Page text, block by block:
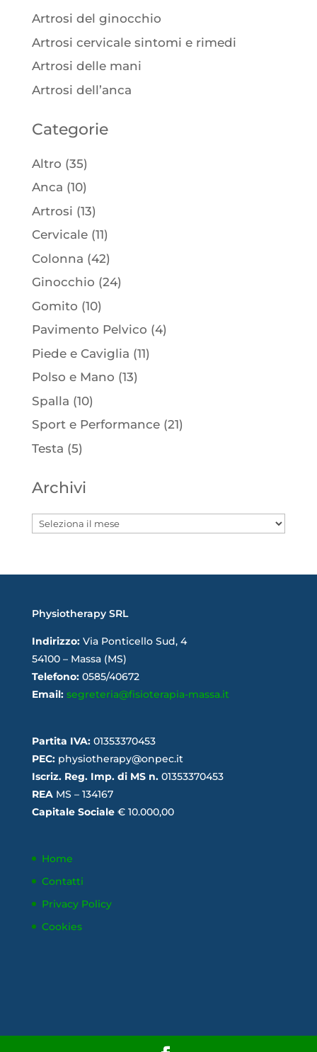
Artrosi del ginocchio
Artrosi cervicale sintomi e rimedi
Artrosi delle mani
Artrosi dell’anca
Categorie
Altro (35)
Anca (10)
Artrosi (13)
Cervicale(11)
Colonna (42)
Ginocchio (24)
Gomito (10)
Pavimento Pelvico (4)
Piede e Caviglia (11)
Polso e Mano (13)
Spalla (10)
Sport e Performance(21)
Testa (5)
Archivi
Archivi
Physiotherapy SRL
Indirizzo:Via Ponticello Sud, 4
54100 – Massa (MS)
Telefono:0585/40672
Email: segreteria@fisioterapia-massa.it
Partita IVA:01353370453
PEC:physiotherapy@onpec.it
Iscriz. Reg. Imp. di MS n.01353370453
REAMS – 134167
Capitale Sociale€ 10.000,00
Home
Contatti
Privacy Policy
Cookies